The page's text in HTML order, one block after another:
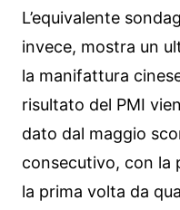
L’equivalente
invece, mostra un
la manifattura
risultato del PMI
dato dal maggio
consecutivo, con la
la prima volta da